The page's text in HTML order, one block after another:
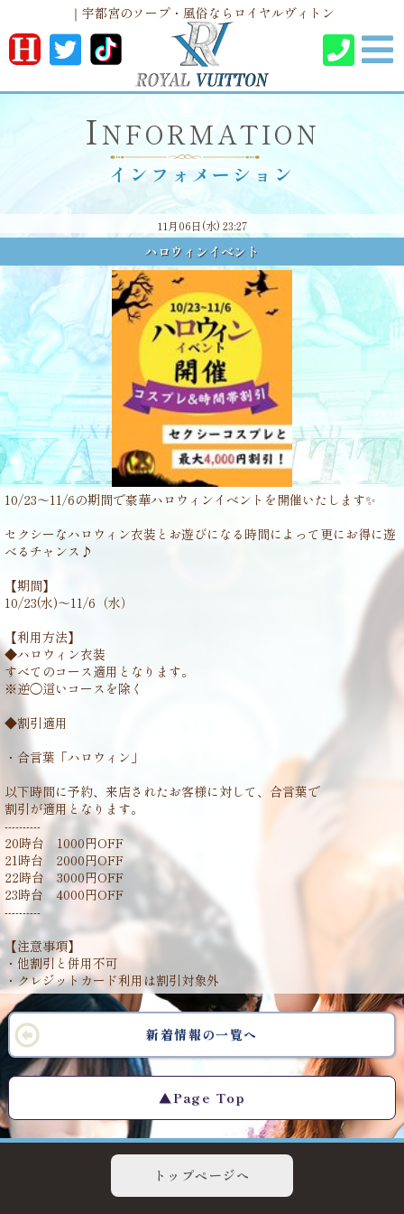
｜宇都宮のソープ・風俗ならロイヤルヴィトン
INFORMATION
インフォメーション
11月06日(水) 23:27
ハロウィンイベント
10/23〜11/6の期間で豪華ハロウィンイベントを開催いたします✨
セクシーなハロウィン衣装とお遊びになる時間によって更にお得に遊
べるチャンス♪
【期間】
10/23(水)〜11/6（水）
【利用方法】
◆ハロウィン衣装
すべてのコース適用となります。
※逆◯這いコースを除く
◆割引適用
・合言葉「ハロウィン」
以下時間に予約、来店されたお客様に対して、合言葉で
割引が適用となります。
----------
20時台 1000円OFF
21時台 2000円OFF
22時台 3000円OFF
23時台 4000円OFF
----------
【注意事項】
・他割引と併用不可
・クレジットカード利用は割引対象外
新着情報の一覧へ
▲Page Top
トップページへ